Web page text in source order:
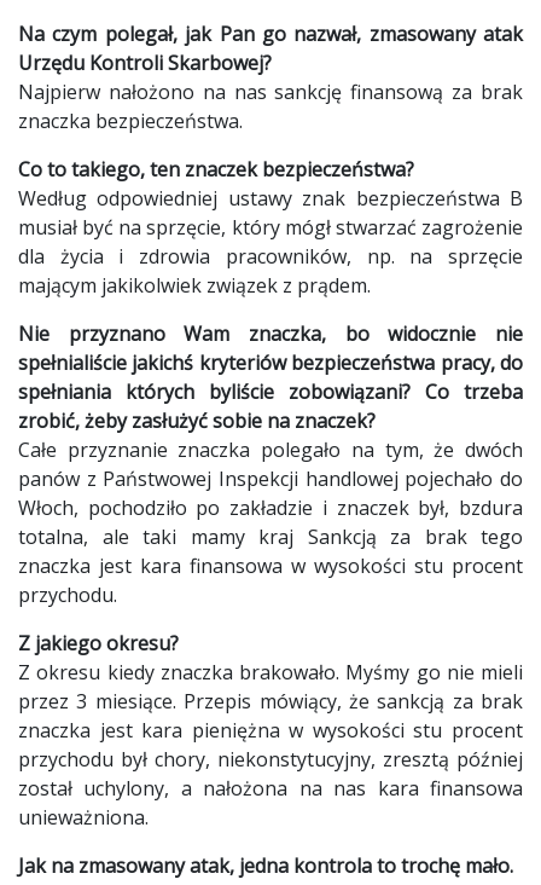
Na czym polegał, jak Pan go nazwał, zmasowany atak
Urzędu Kontroli Skarbowej?
Najpierw nałożono na nas sankcję finansową za brak
znaczka bezpieczeństwa.
Co to takiego, ten znaczek bezpieczeństwa?
Według odpowiedniej ustawy znak bezpieczeństwa B
musiał być na sprzęcie, który mógł stwarzać zagrożenie
dla życia i zdrowia pracowników, np. na sprzęcie
mającym jakikolwiek związek z prądem.
Nie przyznano Wam znaczka, bo widocznie nie
spełnialiście jakichś kryteriów bezpieczeństwa pracy, do
spełniania których byliście zobowiązani? Co trzeba
zrobić, żeby zasłużyć sobie na znaczek?
Całe przyznanie znaczka polegało na tym, że dwóch
panów z Państwowej Inspekcji handlowej pojechało do
Włoch, pochodziło po zakładzie i znaczek był, bzdura
totalna, ale taki mamy kraj Sankcją za brak tego
znaczka jest kara finansowa w wysokości stu procent
przychodu.
Z jakiego okresu?
Z okresu kiedy znaczka brakowało. Myśmy go nie mieli
przez 3 miesiące. Przepis mówiący, że sankcją za brak
znaczka jest kara pieniężna w wysokości stu procent
przychodu był chory, niekonstytucyjny, zresztą później
został uchylony, a nałożona na nas kara finansowa
unieważniona.
Jak na zmasowany atak, jedna kontrola to trochę mało.